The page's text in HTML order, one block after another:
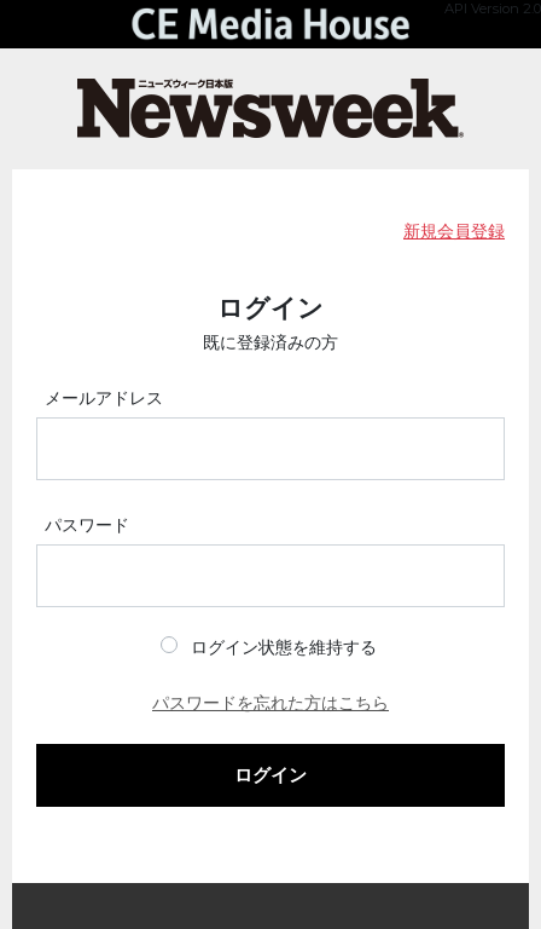
API Version 2.0
新規会員登録
ログイン
既に登録済みの方
メールアドレス
パスワード
ログイン状態を維持する
パスワードを忘れた方はこちら
ログイン